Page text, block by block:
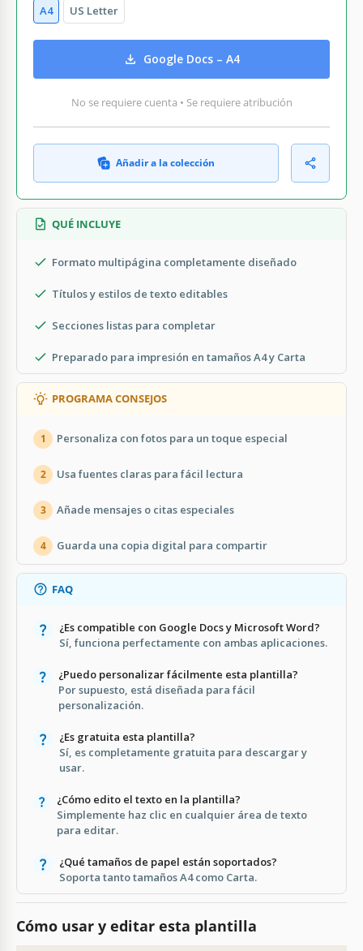
A4 US Letter
Google Docs – A4
No se requiere cuenta • Se requiere atribución
Añadir a la colección
QUÉ INCLUYE
Formato multipágina completamente diseñado
Títulos y estilos de texto editables
Secciones listas para completar
Preparado para impresión en tamaños A4 y Carta
PROGRAMA CONSEJOS
1 Personaliza con fotos para un toque especial
2 Usa fuentes claras para fácil lectura
3 Añade mensajes o citas especiales
4 Guarda una copia digital para compartir
FAQ
¿Es compatible con Google Docs y Microsoft Word?
Sí, funciona perfectamente con ambas aplicaciones.
¿Puedo personalizar fácilmente esta plantilla?
Por supuesto, está diseñada para fácil
personalización.
¿Es gratuita esta plantilla?
Sí, es completamente gratuita para descargar y
usar.
¿Cómo edito el texto en la plantilla?
Simplemente haz clic en cualquier área de texto
para editar.
¿Qué tamaños de papel están soportados?
Soporta tanto tamaños A4 como Carta.
Cómo usar y editar esta plantilla